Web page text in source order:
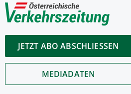
JETZT ABO ABSCHLIESSEN
MEDIADATEN